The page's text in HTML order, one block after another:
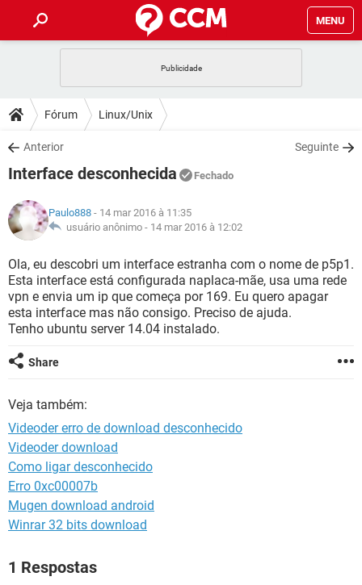
MENU
CELULAR
OUTLOOK
INSTAGRAM GMAIL
GUIA DE COMPRAS
DICAS
JOGOS
INSTAGRAM
GUIA DE COMPRAS
DOWNLOADS
JOGOS WHATSAPP
CELULAR
OUTLOOK EXCEL
INSTAGRAM GMAIL
GUIA DE COMPRAS
JOGOS
CELULAR
OUTLOOK EXCEL
INSTAGRAM GMAIL
GUIA DE COMPRAS
GLOSSÁRIO
JOGOS WHATSAPP
CELULAR FACEBOOK
OUTLOOK EXCEL
GUIA DE COMPRAS
Fórum Linux/Unix
Anterior Seguinte
Interface desconhecida Fechado
Paulo888 - 14 mar 2016 à 11:35
usuário anônimo - 14 mar 2016 à 12:02
Ola, eu descobri um interface estranha com o nome de p5p1.
Esta interface está configurada naplaca-mãe, usa uma rede
vpn e envia um ip que começa por 169. Eu quero apagar
esta interface mas não consigo. Preciso de ajuda.
Tenho ubuntu server 14.04 instalado.
Share
Veja também:
Videoder erro de download desconhecido
Videoder download
Como ligar desconhecido
Erro 0xc00007b
Mugen download android
Winrar 32 bits download
1 Respostas